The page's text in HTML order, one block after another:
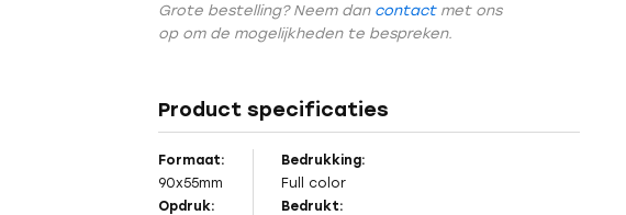
Grote bestelling? Neem dan contactmet ons
op om de mogelijkheden te bespreken.
Product specificaties
Formaat:
90x55mm
Opdruk:
Bedrukking:
Full color
Bedrukt: